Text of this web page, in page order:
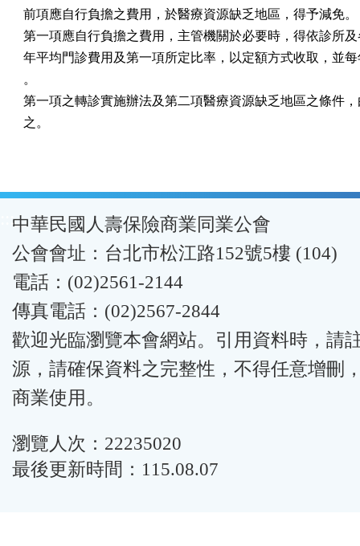
前項應自行負擔之費用，於醫療資源缺乏地區，得予減免。
第一項應自行負擔之費用，主管機關於必要時，得依診所
年平均門診費用及第一項所定比率，以定額方式收取，並
。
第一項之轉診實施辦法及第二項醫療資源缺乏地區之條件
之。
:::中華民國人壽保險商業同業公會
公會會址：台北市松江路152號5樓 (104)
電話：(02)2561-2144
傳真電話：(02)2567-2844
歡迎光臨瀏覽本會網站。引用資料時，請
源，請確保資料之完整性，不得任意增刪
商業使用。
瀏覽人次：22235020
最後更新時間：115.08.07